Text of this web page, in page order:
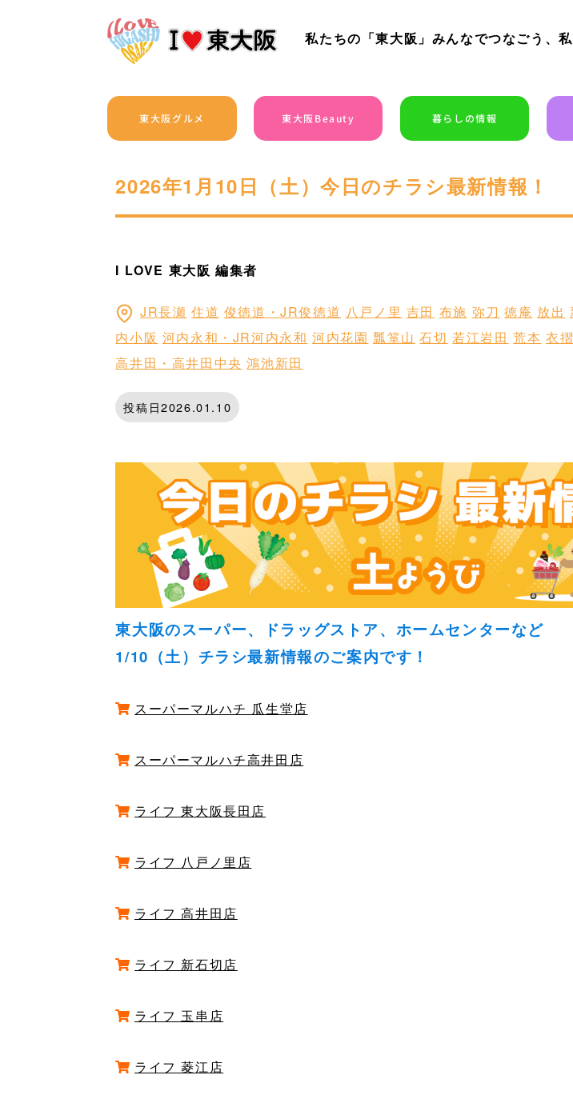
私たちの「東大阪」みんなでつなごう、私
東大阪グルメ 東大阪Beauty 暮らしの情報
2026年1月10日（土）今日のチラシ最新情報！
I LOVE 東大阪 編集者
JR長瀬 住道 俊徳道・JR俊徳道 八戸ノ里 吉田 布施 弥刀 徳庵 放出
内小阪 河内永和・JR河内永和 河内花園 瓢箪山 石切 若江岩田 荒本 衣
高井田・高井田中央 鴻池新田
投稿日2026.01.10
東大阪のスーパー、ドラッグストア、ホームセンターなど
1/10（土）チラシ最新情報のご案内です！
スーパーマルハチ 瓜生堂店
スーパーマルハチ高井田店
ライフ 東大阪長田店
ライフ 八戸ノ里店
ライフ 高井田店
ライフ 新石切店
ライフ 玉串店
ライフ 菱江店